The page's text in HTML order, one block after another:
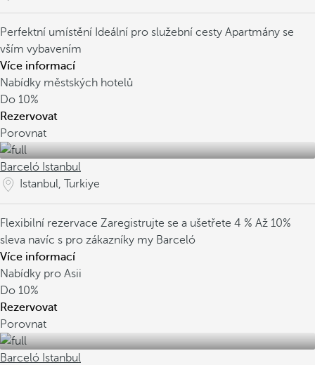
Perfektní umístění Ideální pro služební cesty Apartmány se
vším vybavením
Více informací
Nabídky městských hotelů
Do 10%
Rezervovat
Porovnat
Barceló Istanbul
Istanbul, Turkiye
Flexibilní rezervace Zaregistrujte se a ušetřete 4 % Až 10%
sleva navíc s pro zákazníky my Barceló
Více informací
Nabídky pro Asii
Do 10%
Rezervovat
Porovnat
Barceló Istanbul